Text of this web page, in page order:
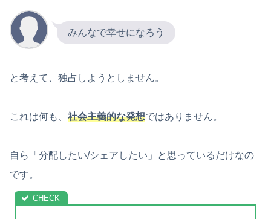
みんなで幸せになろう
と考えて、独占しようとしません。
これは何も、 社会主義的な発想ではありません。
自ら「分配したい/シェアしたい」と思っているだけなの
です。